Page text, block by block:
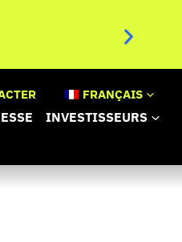
FRANÇAIS
INVESTISSEURS